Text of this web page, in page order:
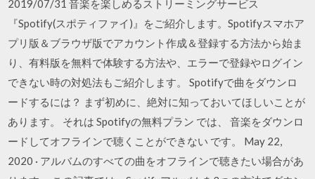
2019/07/31 音楽を楽しめるストリーミングサービス
『Spotify(スポティファイ)』をご紹介します。Spotifyスマホア
プリ版＆ブラウザ版でアカウント作成＆登録する方法から始ま
り、有料版を無料で体験する方法や、エラーで登録やログイン
できない時の対処法もご紹介します。 Spotifyで曲をダウンロ
ードするには？ まず初めに、絶対に知っておいてほしいことが
あります。 それは Spotifyの無料プラン では、 音楽をダウンロ
ードしてオフラインで聴くことができない です。 May 22,
2020 · アルバムのすべての曲をオフラインで聴きたい場合があ